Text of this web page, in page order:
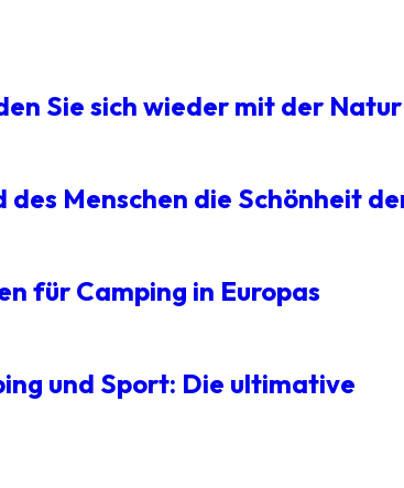
Sie sich wieder mit der Natur
Menschen die Schönheit
für Camping in Europas
und Sport: Die ultimative